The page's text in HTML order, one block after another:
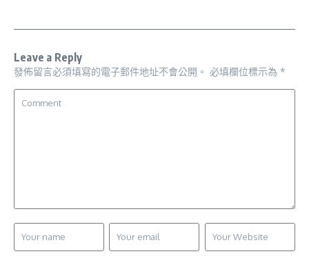
Leave a Reply
發佈留言必須填寫的電子郵件地址不會公開。 必填欄位標示為 *